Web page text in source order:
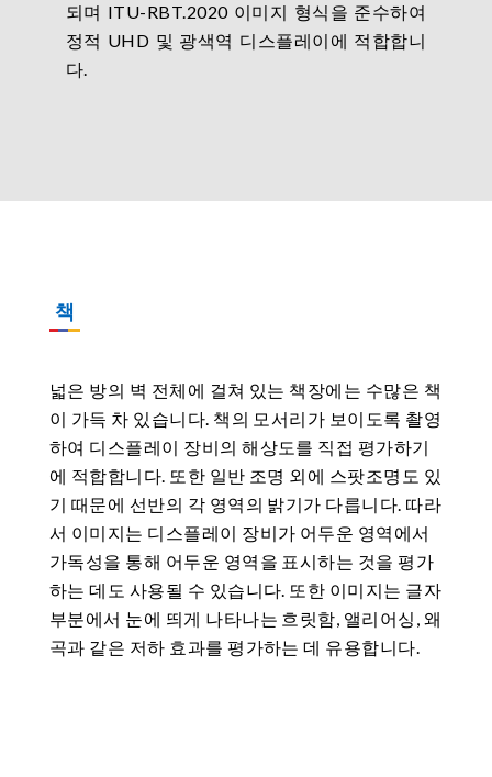
되며 ITU-RBT.2020 이미지 형식을 준수하여
정적 UHD 및 광색역 디스플레이에 적합합니
다.
책
넓은 방의 벽 전체에 걸쳐 있는 책장에는 수많은 책
이 가득 차 있습니다. 책의 모서리가 보이도록 촬영
하여 디스플레이 장비의 해상도를 직접 평가하기
에 적합합니다. 또한 일반 조명 외에 스팟조명도 있
기 때문에 선반의 각 영역의 밝기가 다릅니다. 따라
서 이미지는 디스플레이 장비가 어두운 영역에서
가독성을 통해 어두운 영역을 표시하는 것을 평가
하는 데도 사용될 수 있습니다. 또한 이미지는 글자
부분에서 눈에 띄게 나타나는 흐릿함, 앨리어싱, 왜
곡과 같은 저하 효과를 평가하는 데 유용합니다.